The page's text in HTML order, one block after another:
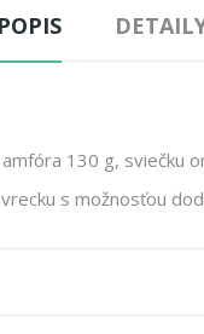
POPIS
130 g, sviečku
s možnosťou